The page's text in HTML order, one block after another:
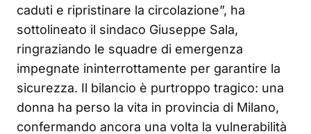
caduti e ripristinare la circolazione”, ha
sottolineato il sindaco Giuseppe Sala,
ringraziando le squadre di emergenza
impegnate ininterrottamente per garantire la
sicurezza. Il bilancio è purtroppo tragico: una
donna ha perso la vita in provincia di Milano,
confermando ancora una volta la vulnerabilità